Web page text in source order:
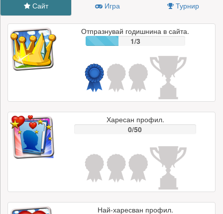
Сайт
Игра Турнир
Отпразнувай годишнина в сайта.
1/3
Харесан профил.
0/50
Най-харесван профил.